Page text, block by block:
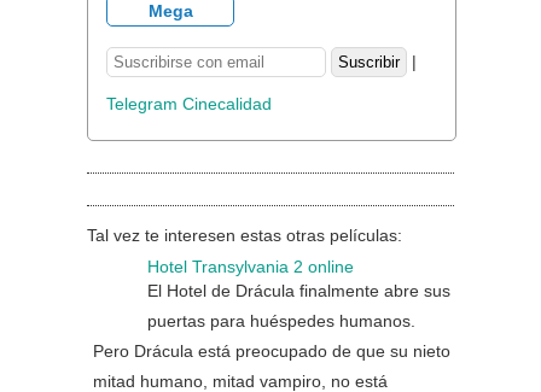
Mega
|
Telegram Cinecalidad
Tal vez te interesen estas otras películas:
Hotel Transylvania 2 online
El Hotel de Drácula finalmente abre sus
puertas para huéspedes humanos.
Pero Drácula está preocupado de que su nieto
mitad humano, mitad vampiro, no está